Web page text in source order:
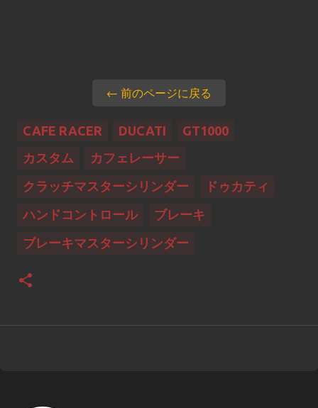
← 前のページに戻る
CAFE RACER DUCATI
GT1000
カスタム
カフェレーサー
クラッチマスターシリンダー
ドゥカティ
ハンドコントロール
ブレーキ
ブレーキマスターシリンダー